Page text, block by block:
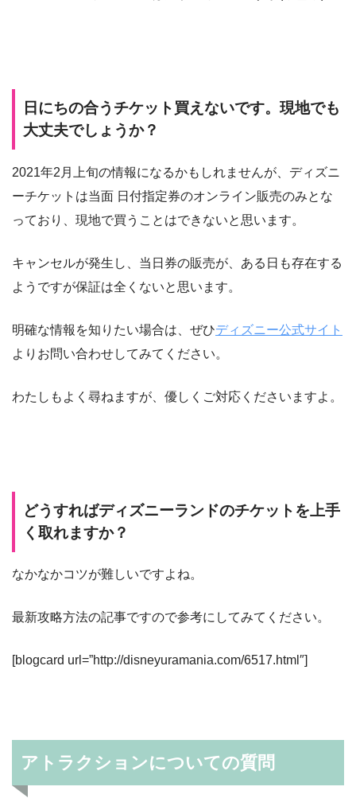
日にちの合うチケット買えないです。現地でも
大丈夫でしょうか？
2021年2月上旬の情報になるかもしれませんが、ディズニ
ーチケットは当面 日付指定券のオンライン販売のみとな
っており、現地で買うことはできないと思います。
キャンセルが発生し、当日券の販売が、ある日も存在する
ようですが保証は全くないと思います。
明確な情報を知りたい場合は、ぜひディズニー公式サイト
よりお問い合わせしてみてください。
わたしもよく尋ねますが、優しくご対応くださいますよ。
どうすればディズニーランドのチケットを上手
く取れますか？
なかなかコツが難しいですよね。
最新攻略方法の記事ですので参考にしてみてください。
[blogcard url=”http://disneyuramania.com/6517.html″]
アトラクションについての質問